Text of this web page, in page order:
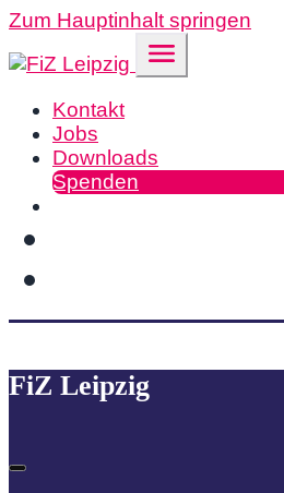
Zum Hauptinhalt springen
Kontakt
Jobs
Downloads
Spenden
FiZ Leipzig